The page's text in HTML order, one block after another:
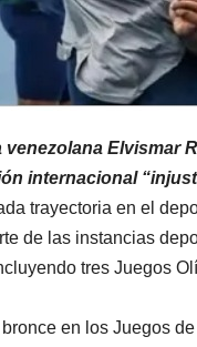
venezolana
internacional
trayectoria en el
de las instancias
tres Juegos
en los Juegos